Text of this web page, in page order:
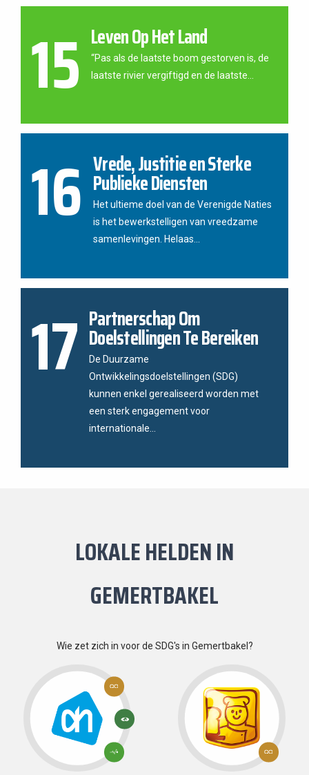
15 Leven Op Het Land
“Pas als de laatste boom gestorven is, de
laatste rivier vergiftigd en de laatste...
16 Vrede, Justitie en Sterke
Publieke Diensten
Het ultieme doel van de Verenigde Naties
is het bewerkstelligen van vreedzame
samenlevingen. Helaas...
17 Partnerschap Om
Doelstellingen Te Bereiken
De Duurzame
Ontwikkelingsdoelstellingen (SDG)
kunnen enkel gerealiseerd worden met
een sterk engagement voor
internationale...
LOKALE HELDEN IN
GEMERTBAKEL
Wie zet zich in voor de SDG's in Gemertbakel?
3: GOEDE
GEZONDHEID
EN WELZIJN
13:
KLIMAATACTIE
VERANTWOORDE
CONSUMPTIE EN
PRODUCTIE
12:
CONSUMPTIE
PRODUCTIE